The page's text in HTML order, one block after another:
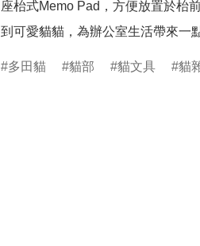
座枱式Memo Pad，方便放置於枱
到可愛貓貓，為辦公室生活帶來一
多田貓 貓部 貓文具 貓